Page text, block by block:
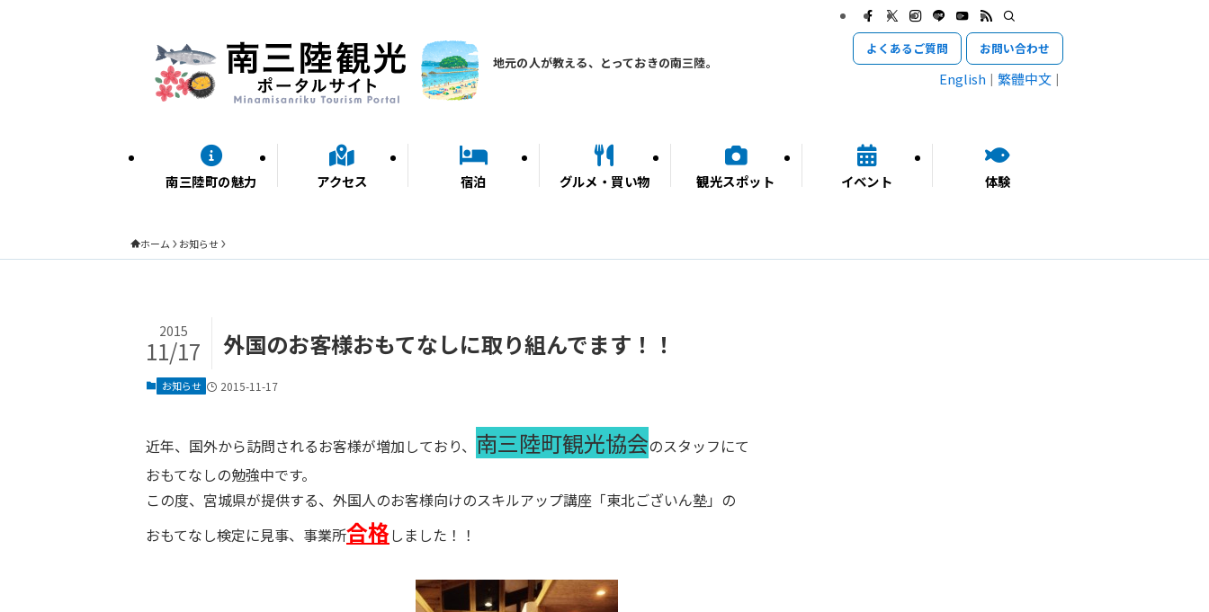
地元の人が教える、とっておきの南三陸。
南三陸町の魅力 アクセス 宿泊 グルメ・買い物 観光スポット イベント 体験
よくあるご質問 お問い合わせ
English 繁體中文
ホーム お知らせ
外国のお客様おもてなしに取り組んでます！！
2015
11/17
お知らせ 2015-11-17
近年、国外から訪問されるお客様が増加しており、 南三陸町観光協会のスタッフにて
おもてなしの勉強中です。
この度、宮城県が提供する、外国人のお客様向けのスキルアップ講座「東北ございん塾」の
おもてなし検定に見事、事業所合格しました！！